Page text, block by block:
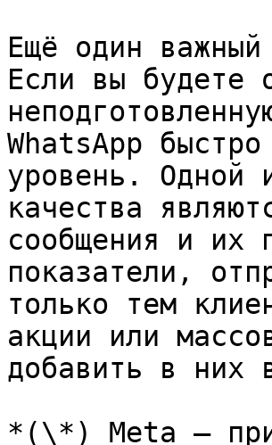
Ещё один
Если вы будете
WhatsApp
уровень. Одной
качества
сообщения и их
показатели,
только тем
акции или
добавить в них
*(\*) Meta —